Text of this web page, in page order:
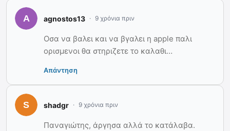
agnostos13 9 χρόνια πριν
Οσα να βαλει και να βγαλει η apple παλι
ορισμενοι θα στηριζετε το καλαθι…
Απάντηση
shadgr 9 χρόνια πριν
Παναγιώτης, άργησα αλλά το κατάλαβα.